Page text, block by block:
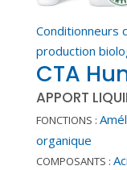
Conditionneurs
production
CTA
APPORT
FONCTIONS :
organique
COMPOSANTS :